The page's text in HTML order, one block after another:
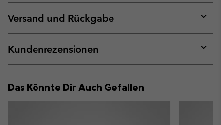
or
Versand und Rückgabe
or
Kundenrezensionen
or
Das Könnte Dir Auch Gefallen